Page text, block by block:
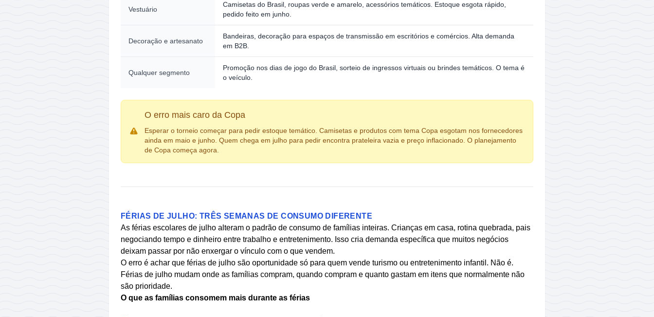
Vestuário
Camisetas do Brasil, roupas verde e amarelo, acessórios temáticos. Estoque esgota rápido,
pedido feito em junho.
Decoração e artesanato
Bandeiras, decoração para espaços de transmissão em escritórios e comércios. Alta demanda
em B2B.
Qualquer segmento
Promoção nos dias de jogo do Brasil, sorteio de ingressos virtuais ou brindes temáticos. O tema é
o veículo.
O erro mais caro da Copa
Esperar o torneio começar para pedir estoque temático. Camisetas e produtos com tema Copa esgotam nos fornecedores
ainda em maio e junho. Quem chega em julho para pedir encontra prateleira vazia e preço inflacionado. O planejamento
de Copa começa agora.
FÉRIAS DE JULHO: TRÊS SEMANAS DE CONSUMO DIFERENTE
As férias escolares de julho alteram o padrão de consumo de famílias inteiras. Crianças em casa, rotina quebrada, pais
negociando tempo e dinheiro entre trabalho e entretenimento. Isso cria demanda específica que muitos negócios
deixam passar por não enxergar o vínculo com o que vendem.
O erro é achar que férias de julho são oportunidade só para quem vende turismo ou entretenimento infantil. Não é.
Férias de julho mudam onde as famílias compram, quando compram e quanto gastam em itens que normalmente não
são prioridade.
O que as famílias consomem mais durante as férias